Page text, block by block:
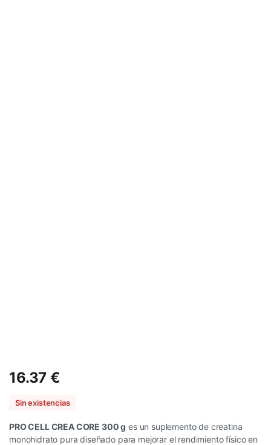
16.37€
Sin existencias
PRO CELL CREA CORE 300 g es un suplemento de creatina
monohidrato pura diseñado para mejorar el rendimiento físico en